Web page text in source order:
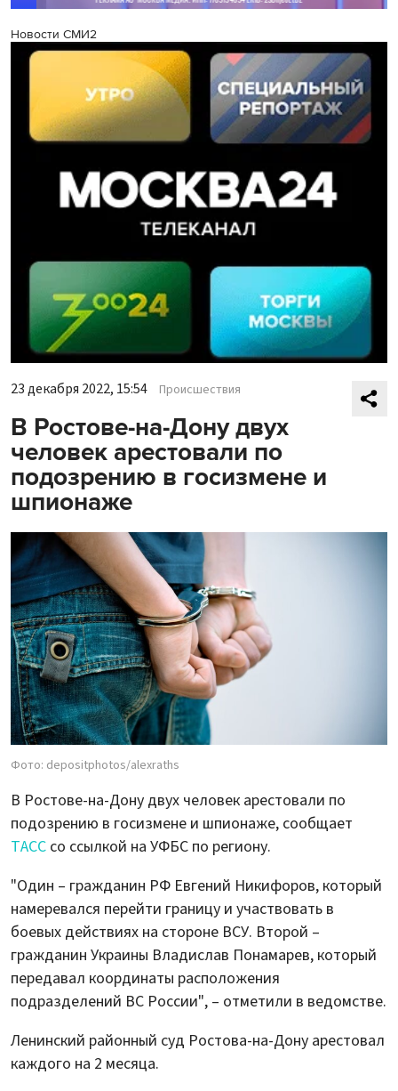
Новости СМИ2
23 декабря 2022, 15:54 Происшествия
В Ростове-на-Дону двух
человек арестовали по
подозрению в госизмене и
шпионаже
Фото: depositphotos/alexraths
В Ростове-на-Дону двух человек арестовали по
подозрению в госизмене и шпионаже, сообщает
ТАСС со ссылкой на УФБС по региону.
"Один – гражданин РФ Евгений Никифоров, который
намеревался перейти границу и участвовать в
боевых действиях на стороне ВСУ. Второй –
гражданин Украины Владислав Понамарев, который
передавал координаты расположения
подразделений ВС России", – отметили в ведомстве.
Ленинский районный суд Ростова-на-Дону арестовал
каждого на 2 месяца.